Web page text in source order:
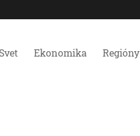
Svet Ekonomika Regióny